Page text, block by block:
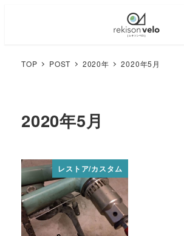
TOP POST 2020年 2020年5月
2020年5月
レストア/カスタム